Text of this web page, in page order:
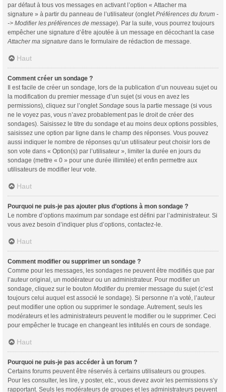
par défaut à tous vos messages en activant l’option « Attacher ma
signature » à partir du panneau de l’utilisateur (ongletPréférences du forum -
-> Modifier les préférences de message). Par la suite, vous pourrez toujours
empêcher une signature d’être ajoutée à un message en décochant la case
Attacher ma signature dans le formulaire de rédaction de message.
Haut
Comment créer un sondage ?
Il est facile de créer un sondage, lors de la publication d’un nouveau sujet ou
la modification du premier message d’un sujet (si vous en avez les
permissions), cliquez sur l’ongletSondage sous la partie message (si vous
ne le voyez pas, vous n’avez probablement pas le droit de créer des
sondages). Saisissez le titre du sondage et au moins deux options possibles,
saisissez une option par ligne dans le champ des réponses. Vous pouvez
aussi indiquer le nombre de réponses qu’un utilisateur peut choisir lors de
son vote dans « Option(s) par l’utilisateur », limiter la durée en jours du
sondage (mettre « 0 » pour une durée illimitée) et enfin permettre aux
utilisateurs de modifier leur vote.
Haut
Pourquoi ne puis-je pas ajouter plus d’options à mon sondage ?
Le nombre d’options maximum par sondage est défini par l’administrateur. Si
vous avez besoin d’indiquer plus d’options, contactez-le.
Haut
Comment modifier ou supprimer un sondage ?
Comme pour les messages, les sondages ne peuvent être modifiés que par
l’auteur original, un modérateur ou un administrateur. Pour modifier un
sondage, cliquez sur le bouton Modifierdu premier message du sujet (c’est
toujours celui auquel est associé le sondage). Si personne n’a voté, l’auteur
peut modifier une option ou supprimer le sondage. Autrement, seuls les
modérateurs et les administrateurs peuvent le modifier ou le supprimer. Ceci
pour empêcher le trucage en changeant les intitulés en cours de sondage.
Haut
Pourquoi ne puis-je pas accéder à un forum ?
Certains forums peuvent être réservés à certains utilisateurs ou groupes.
Pour les consulter, les lire, y poster, etc., vous devez avoir les permissions s’y
rapportant. Seuls les modérateurs de groupes et les administrateurs peuvent